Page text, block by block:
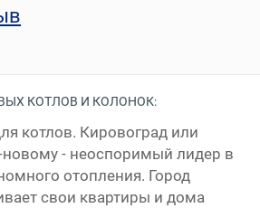
КОТЛОВ И КОЛОНОК:
котлов. Кировоград или
- неоспоримый лидер в
отопления. Город
свои квартиры и дома